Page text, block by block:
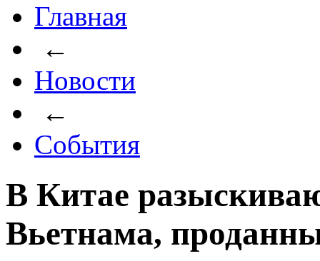
Главная
←
Новости
←
События
В Китае
Вьетнама,